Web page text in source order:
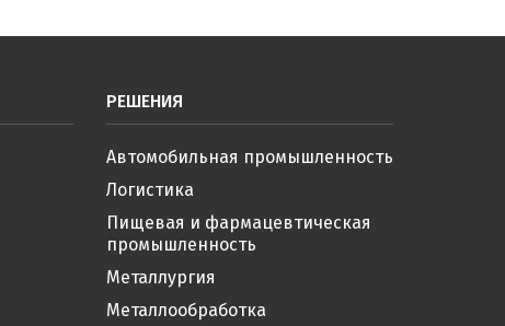
РЕШЕНИЯ
Автомобильная промышленность
Логистика
Пищевая и фармацевтическая
промышленность
Металлургия
Металлообработка